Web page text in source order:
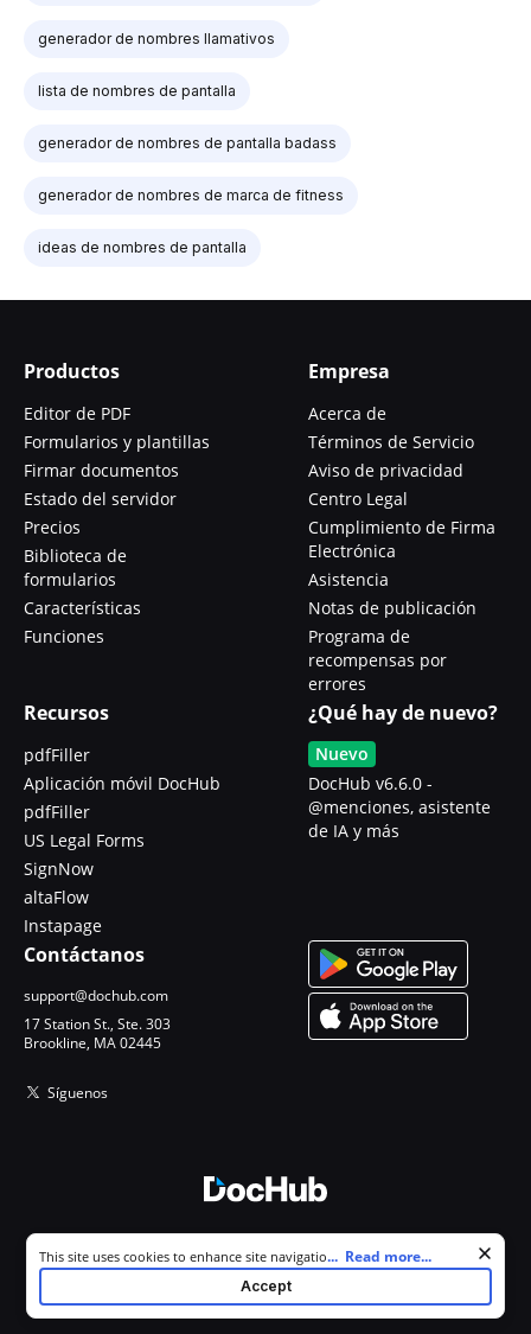
generador de nombres llamativos
lista de nombres de pantalla
generador de nombres de pantalla badass
generador de nombres de marca de fitness
ideas de nombres de pantalla
Productos
Editor de PDF
Formularios y plantillas
Firmar documentos
Estado del servidor
Precios
Biblioteca de
formularios
Características
Funciones
Empresa
Acerca de
Términos de Servicio
Aviso de privacidad
Centro Legal
Cumplimiento de Firma
Electrónica
Asistencia
Notas de publicación
Programa de
recompensas por
errores
Recursos
pdfFiller
Aplicación móvil DocHub
pdfFiller
US Legal Forms
SignNow
altaFlow
Instapage
¿Qué hay de nuevo?
Nuevo
DocHub v6.6.0 -
@menciones, asistente
de IA y más
Contáctanos
support@dochub.com
17 Station St., Ste. 303
Brookline, MA 02445
Síguenos
Todos los derechos reservados.
Cookie consent notice
This site uses cookies to enhance site navigation and personalize
your experience. By using this site you agree to our use of cookies as
described in our
. You can modify your selections by
visiting ourCookie and Advertising Notice.
... Read more...
Accept